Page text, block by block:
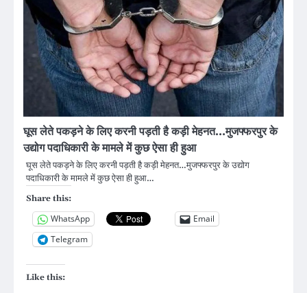
घूस लेते पकड़ने के लिए करनी पड़ती है कड़ी मेहनत…मुजफ्फरपुर के
उद्योग पदाधिकारी के मामले में कुछ ऐसा ही हुआ
घूस लेते पकड़ने के लिए करनी पड़ती है कड़ी मेहनत…मुजफ्फरपुर के उद्योग
पदाधिकारी के मामले में कुछ ऐसा ही हुआ…
Share this:
WhatsApp
Email
Telegram
Like this: